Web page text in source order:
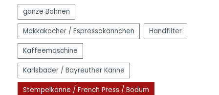
ganze Bohnen
Mokkakocher / Espressokännchen Handfilter
Kaffeemaschine
Karlsbader / Bayreuther Kanne
Stempelkanne / French Press / Bodum